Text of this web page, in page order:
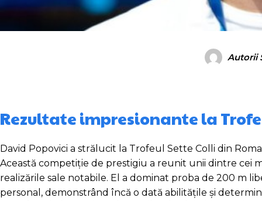
Autorii
Rezultate impresionante la
David Popovici a strălucit la Trofeul Sette Colli din
Această competiție de prestigiu a reunit unii dintre cei
realizările sale notabile. El a dominat proba de 200 m
personal, demonstrând încă o dată abilitățile și